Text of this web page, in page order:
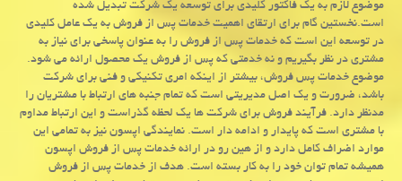
موضوع لازم به یک فاکتور کلیدی برای توسعه یک شرکت تبدیل شده
است.نخستین گام برای ارتقای اهمیت خدمات پس از فروش به یک عامل کلیدی
در توسعه این است که خدمات پس از فروش را به عنوان پاسخی برای نیاز به
مشتری در نظر بگیریم و نه خدمتی که پس از فروش یک محصول ارائه می شود.
موضوع خدمات پس فروش، بیشتر از اینکه امری تکنیکی و فنی برای شرکت
باشد، ضرورت و یک اصل مدیریتی است که تمام جنبه های ارتباط با مشتریان را
مدنظر دارد. فرآیند فروش برای شرکت ها یک لحظه گذراست و این ارتباط مداوم
با مشتری است که پایدار و ادامه دار است. نمایندگی اپسون نیز به تمامی این
موارد اضراف کامل دارد و از هین رو در ارائه خدمات پس از فروش اپسون
همیشه تمام توان خود را به کار بسته است. هدف از خدمات پس از فروش